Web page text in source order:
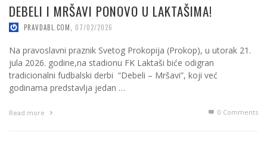
DEBELI I MRŠAVI PONOVO U LAKTAŠIMA!
PRAVDABL.COM 07/02/2026
Na pravoslavni praznik Svetog Prokopija (Prokop), u utorak 21.
jula 2026. godine,na stadionu FK Laktaši biće odigran
tradicionalni fudbalski derbi “Debeli – Mršavi”, koji već
godinama predstavlja jedan …
Read more 0 Comments